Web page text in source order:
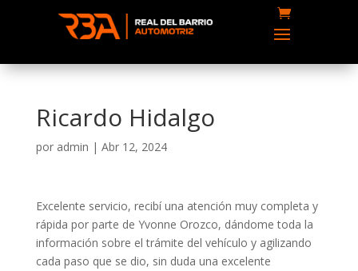
Ricardo Hidalgo
por admin | Abr 12, 2024
Excelente servicio, recibí una atención muy completa y
rápida por parte de Yvonne Orozco, dándome toda la
información sobre el trámite del vehículo y agilizando
cada paso que se dio, sin duda una excelente